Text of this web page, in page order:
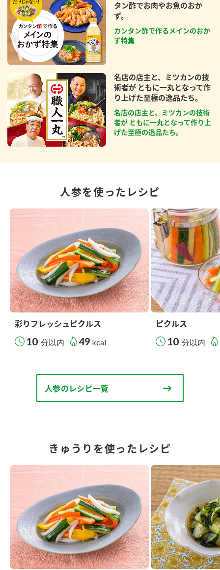
タン酢でお肉やお魚のおか
ず。
カンタン酢で作るメインのおか
ず特集
名店の店主と、ミツカンの技
術者が ともに一丸となって作
り上げた至極の逸品たち。
名店の店主と、ミツカンの技術
者が ともに一丸となって作り上
げた至極の逸品たち。
人参を使ったレシピ
彩りフレッシュピクルス
10 分以内 49 kcal
ピクルス
10 分以内
人参のレシピ一覧
きゅうりを使ったレシピ